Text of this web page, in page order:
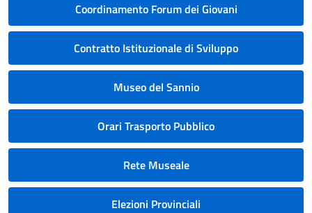
Coordinamento Forum dei Giovani
Contratto Istituzionale di Sviluppo
Museo del Sannio
Orari Trasporto Pubblico
Rete Museale
Elezioni Provinciali